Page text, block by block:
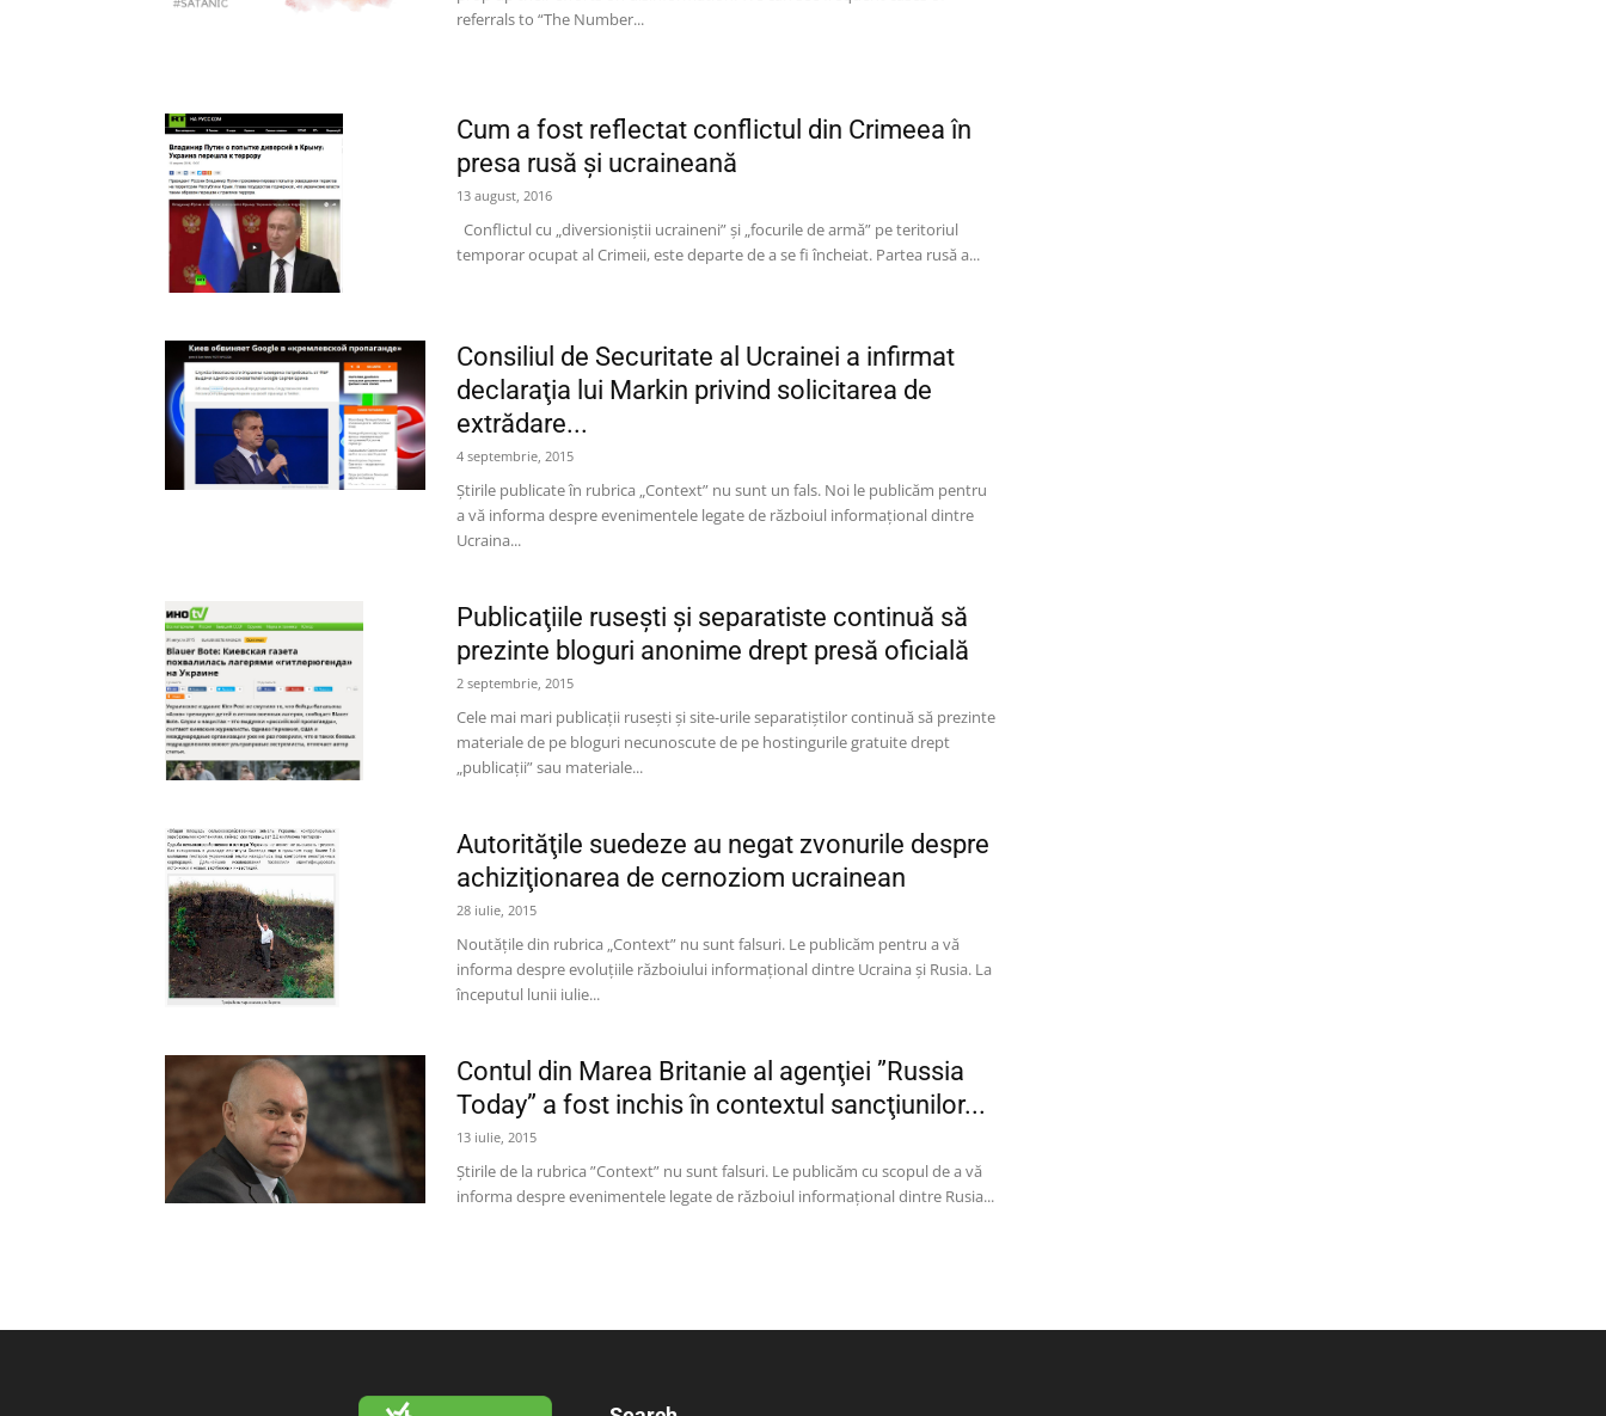
referrals to “The Number...
Cum a fost reflectat conflictul din Crimeea în
presa rusă și ucraineană
13 august, 2016
Conflictul cu „diversioniștii ucraineni” și „focurile de armă” pe teritoriul
temporar ocupat al Crimeii, este departe de a se fi încheiat. Partea rusă a...
Consiliul de Securitate al Ucrainei a infirmat
declaraţia lui Markin privind solicitarea de
extrădare...
4 septembrie, 2015
Ştirile publicate în rubrica „Context” nu sunt un fals. Noi le publicăm pentru
a vă informa despre evenimentele legate de războiul informaţional dintre
Ucraina...
Publicaţiile ruseşti şi separatiste continuă să
prezinte bloguri anonime drept presă oficială
2 septembrie, 2015
Cele mai mari publicaţii ruseşti şi site-urile separatiştilor continuă să prezinte
materiale de pe bloguri necunoscute de pe hostingurile gratuite drept
„publicaţii” sau materiale...
Autorităţile suedeze au negat zvonurile despre
achiziţionarea de cernoziom ucrainean
28 iulie, 2015
Noutăţile din rubrica „Context” nu sunt falsuri. Le publicăm pentru a vă
informa despre evoluţiile războiului informaţional dintre Ucraina şi Rusia. La
începutul lunii iulie...
Contul din Marea Britanie al agenţiei ”Russia
Today” a fost inchis în contextul sancţiunilor...
13 iulie, 2015
Ştirile de la rubrica ”Context” nu sunt falsuri. Le publicăm cu scopul de a vă
informa despre evenimentele legate de războiul informaţional dintre Rusia...